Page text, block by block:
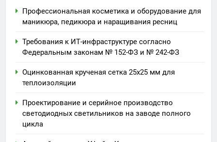
Профессиональная косметика и оборудование для
маникюра, педикюра и наращивания ресниц
Требования к ИТ-инфраструктуре согласно
Федеральным законам № 152-ФЗ и № 242-ФЗ
Оцинкованная крученая сетка 25х25 мм для
теплоизоляции
Проектирование и серийное производство
светодиодных светильников на заводе полного
цикла